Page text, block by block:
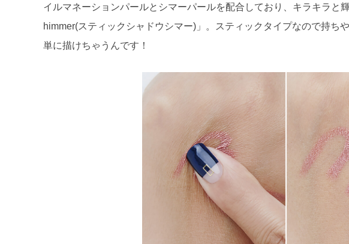
イルマネーションパールとシマーパールを配合しており、キラキラと
himmer(スティックシャドウシマー)」。スティックタイプなので持ち
単に描けちゃうんです！